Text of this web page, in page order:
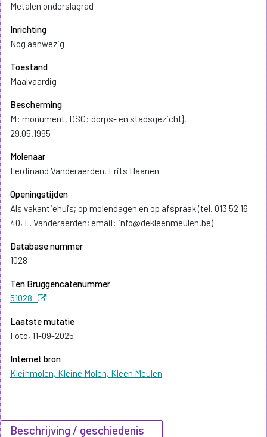
Metalen onderslagrad
Inrichting
Nog aanwezig
Toestand
Maalvaardig
Bescherming
M: monument, DSG: dorps- en stadsgezicht},
29.05.1995
Molenaar
Ferdinand Vanderaerden, Frits Haanen
Openingstijden
Als vakantiehuis; op molendagen en op afspraak (tel. 013 52 16
40, F. Vanderaerden; email: info@dekleenmeulen.be)
Database nummer
1028
Ten Bruggencatenummer
51028
Laatste mutatie
Foto, 11-09-2025
Internet bron
Kleinmolen, Kleine Molen, Kleen Meulen
Beschrijving / geschiedenis